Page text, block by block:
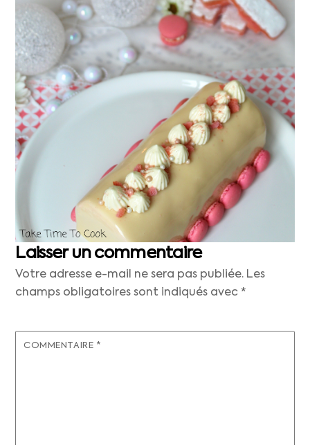
Laisser un commentaire
Votre adresse e-mail ne sera pas publiée. Les
champs obligatoires sont indiqués avec*
COMMENTAIRE *